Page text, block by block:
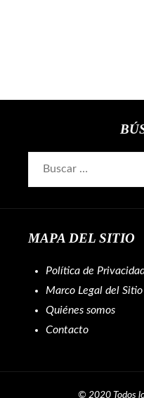
MAPA DEL SITIO
Política de
Marco Legal del Sitio
Quiénes somos
Contacto
© 2020 Todos